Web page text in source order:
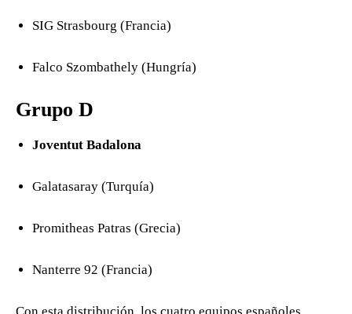
SIG Strasbourg (Francia)
Falco Szombathely (Hungría)
Grupo D
Joventut Badalona
Galatasaray (Turquía)
Promitheas Patras (Grecia)
Nanterre 92 (Francia)